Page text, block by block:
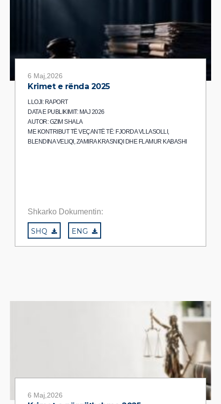
6 Maj,2026
Krimet e rënda 2025
LLOJI: RAPORT
DATA E PUBLIKIMIT: MAJ 2026
AUTOR: GZIM SHALA
ME KONTRIBUT TË VEÇANTË TË: FJORDA VLLASOLLI,
BLENDINA VELIQI, ZAMIRA KRASNIQI DHE FLAMUR KABASHI
Shkarko Dokumentin:
SHQ ENG
6 Maj,2026